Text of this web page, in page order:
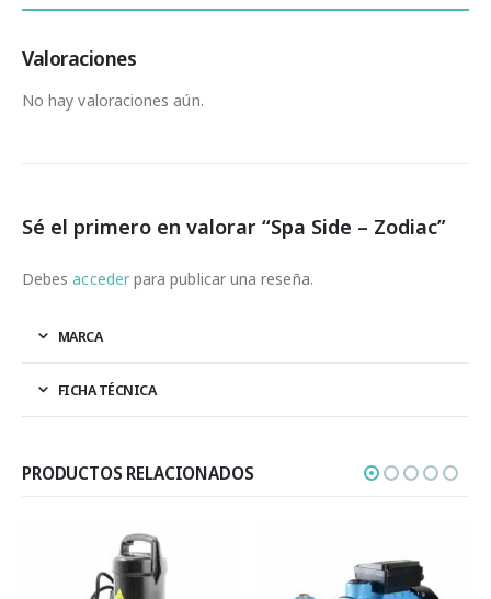
Valoraciones
No hay valoraciones aún.
Sé el primero en valorar “Spa Side – Zodiac”
Debesaccederpara publicar una reseña.
MARCA
FICHA TÉCNICA
PRODUCTOS RELACIONADOS